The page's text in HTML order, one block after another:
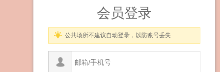
会员登录
公共场所不建议自动登录，以防账号丢失